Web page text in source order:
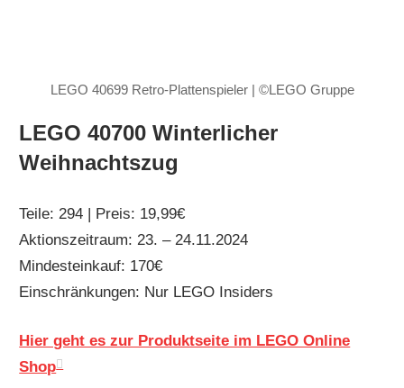
LEGO 40699 Retro-Plattenspieler | ©LEGO Gruppe
LEGO 40700 Winterlicher
Weihnachtszug
Teile: 294 | Preis: 19,99€
Aktionszeitraum: 23. – 24.11.2024
Mindesteinkauf: 170€
Einschränkungen: Nur LEGO Insiders
Hier geht es zur Produktseite im LEGO Online
Shop